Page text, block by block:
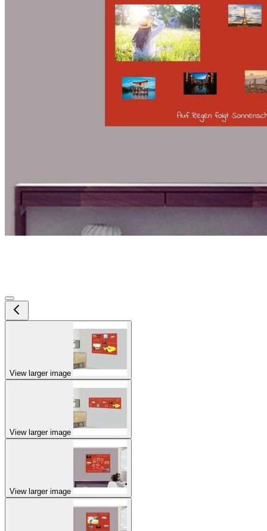
View larger image
View larger image
View larger image